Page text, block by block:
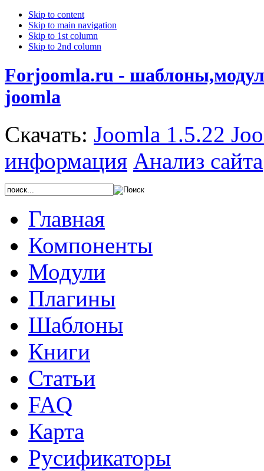
Skip to content
Skip to main navigation
Skip to 1st column
Skip to 2nd column
Forjoomla.ru -
joomla
Скачать: Joomla 1.5.22
информация Анализ сайта
Главная
Компоненты
Модули
Плагины
Шаблоны
Книги
Статьи
FAQ
Карта
Русификаторы